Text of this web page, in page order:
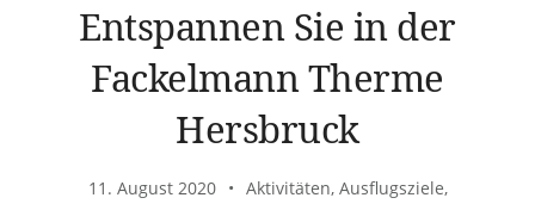
Entspannen Sie in der
Fackelmann Therme
Hersbruck
11. August 2020 Aktivitäten, Ausflugsziele,